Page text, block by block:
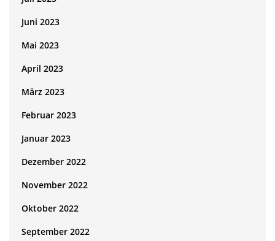
Juni 2023
Mai 2023
April 2023
März 2023
Februar 2023
Januar 2023
Dezember 2022
November 2022
Oktober 2022
September 2022